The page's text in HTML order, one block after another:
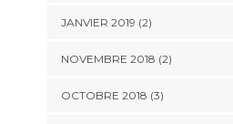
JANVIER 2019 (2)
NOVEMBRE 2018 (2)
OCTOBRE 2018 (3)